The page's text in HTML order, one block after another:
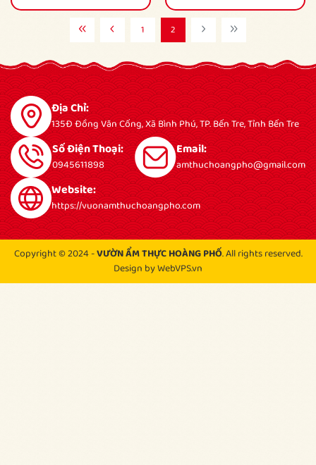
1 2
Địa Chỉ:
135Đ Đồng Văn Cống, Xã Bình Phú, TP. Bến Tre, Tỉnh Bến Tre
Số Điện Thoại:
0945611898
Email:
amthuchoangpho@gmail.com
Website:
https://vuonamthuchoangpho.com
Copyright © 2024 -VƯỜN ẨM THỰC HOÀNG PHỐ. All rights reserved.
Design by WebVPS.vn